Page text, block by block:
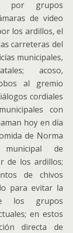
por grupos
de video
los ardillos, el
carreteras del
municipales,
acoso,
al gremio
cordiales
con
hoy en día
de Norma
de
de los ardillos;
de chivos
para evitar la
los grupos
en estos
directa de